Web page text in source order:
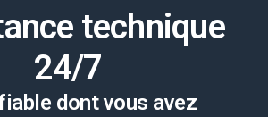
technique
24/7
dont vous avez